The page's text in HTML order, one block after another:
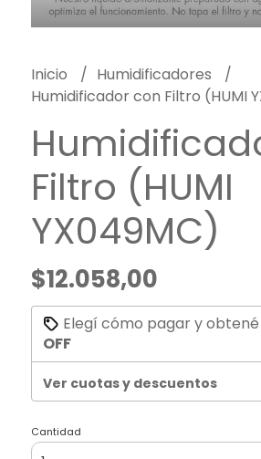
Inicio
Humidificadores
Humidificador con Filtro (HUMI
Filtro (HUMI
YX049MC)
$12.058,00
Elegí cómo pagar y
OFF
Ver cuotas y descuentos
Cantidad